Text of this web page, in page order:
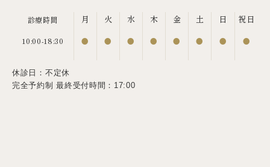
診療時間 月 火 水 木 金 土 日 祝日
10:00-18:30 ● ● ● ● ● ● ● ●
休診日：不定休
完全予約制 最終受付時間：17:00